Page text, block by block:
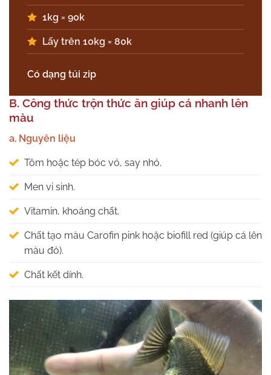
1kg = 90k
Lấy trên 10kg = 80k
Có dạng túi zip
B. Công thức trộn thức ăn giúp cá nhanh lên
màu
a. Nguyên liệu
Tôm hoặc tép bóc vỏ, say nhỏ.
Men vi sinh.
Vitamin, khoáng chất.
Chất tạo màu Carofin pink hoặc biofill red (giúp cá lên
màu đỏ).
Chất kết dính.